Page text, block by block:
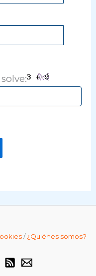
/¿Quiénes somos?